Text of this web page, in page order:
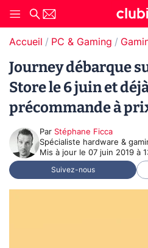
Accueil PC & Gaming
Journey débarque
Store le 6 juin et
précommande à
Par Stéphane Ficca
Spécialiste hardware &
Mis à jour le 07 juin 2019 à
Suivez-nous